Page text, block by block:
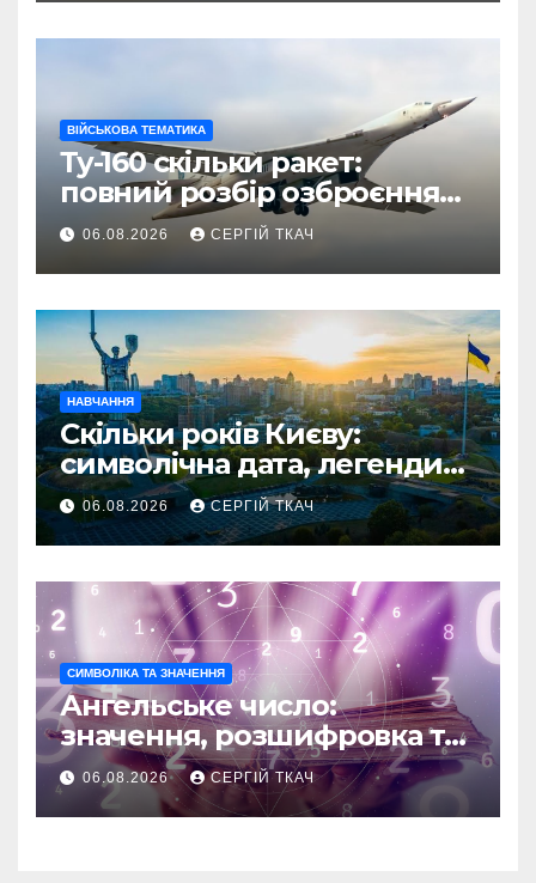
ВІЙСЬКОВА ТЕМАТИКА
Ту-160 скільки ракет:
повний розбір озброєння
стратегічного
бомбардувальника
06.08.2026 СЕРГІЙ ТКАЧ
НАВЧАННЯ
Скільки років Києву:
символічна дата, легенди
та те, що кажуть історики
06.08.2026 СЕРГІЙ ТКАЧ
СИМВОЛІКА ТА ЗНАЧЕННЯ
Ангельське число:
значення, розшифровка та
послання
06.08.2026 СЕРГІЙ ТКАЧ